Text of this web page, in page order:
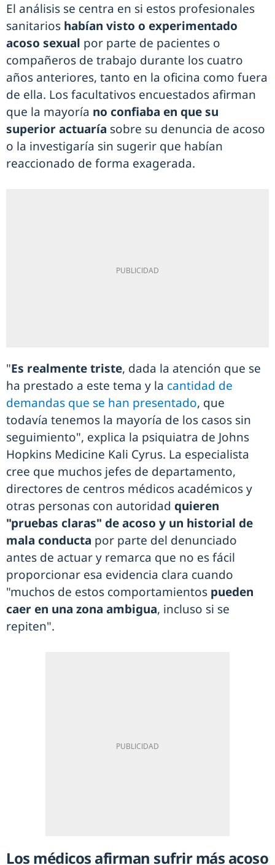
El análisis se centra en si estos profesionales
sanitarios habían visto o experimentado
acoso sexual por parte de pacientes o
compañeros de trabajo durante los cuatro
años anteriores, tanto en la oficina como fuera
de ella. Los facultativos encuestados afirman
que la mayoría no confiaba en que su
superior actuaría sobre su denuncia de acoso
o la investigaría sin sugerir que habían
reaccionado de forma exagerada.
"Es realmente triste, dada la atención que se
ha prestado a este tema y la cantidad de
demandas que se han presentado, que
todavía tenemos la mayoría de los casos sin
seguimiento", explica la psiquiatra de Johns
Hopkins Medicine Kali Cyrus. La especialista
cree que muchos jefes de departamento,
directores de centros médicos académicos y
otras personas con autoridad quieren
"pruebas claras" de acoso y un historial de
mala conducta por parte del denunciado
antes de actuar y remarca que no es fácil
proporcionar esa evidencia clara cuando
"muchos de estos comportamientos pueden
caer en una zona ambigua, incluso si se
repiten".
Los médicos afirman sufrir más acoso